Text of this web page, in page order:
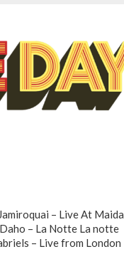
– Live At Maida
– La Notte La notte
– Live from London